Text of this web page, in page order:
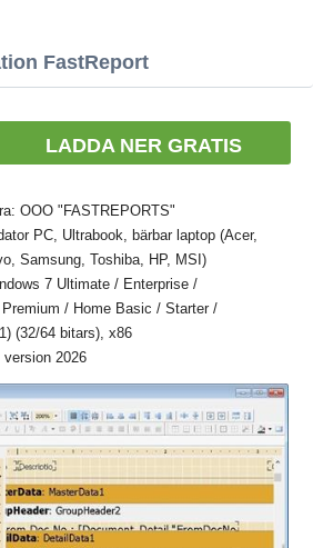
FastReport
LADDA NER GRATIS
OOO "FASTREPORTS"
PC, Ultrabook, bärbar laptop (Acer,
Samsung, Toshiba, HP, MSI)
7 Ultimate / Enterprise /
/ Home Basic / Starter /
(32/64 bitars), x86
version 2026